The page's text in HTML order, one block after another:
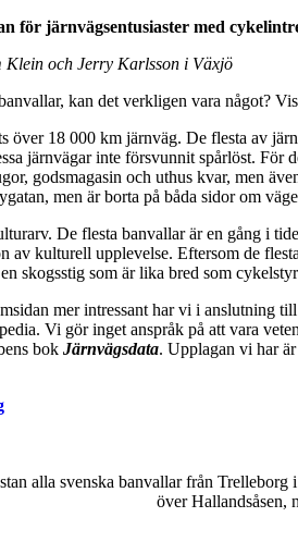
för järnvägsentusiaster med
Klein och Jerry Karlsson i Växjö
kan det verkligen vara något?
över 18 000 km järnväg. De flesta av
järnvägar inte försvunnit spårlöst. För
godsmagasin och uthus kvar, men
men är borta på båda sidor om
De flesta banvallar är en gång i
av kulturell upplevelse. Eftersom de
skogsstig som är lika bred som
mer intressant har vi i anslutning
Vi gör inget anspråk på att vara
bok Järnvägsdata. Upplagan vi har
alla svenska banvallar från
över Hallandsåsen,